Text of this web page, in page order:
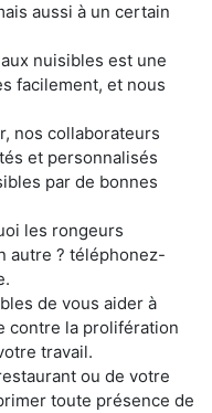
aussi à un certain
nuisibles est une
facilement, et nous
nos collaborateurs
et personnalisés
par de bonnes
les rongeurs
autre ? téléphonez-
de vous aider à
contre la prolifération
travail.
ou de votre
toute présence de